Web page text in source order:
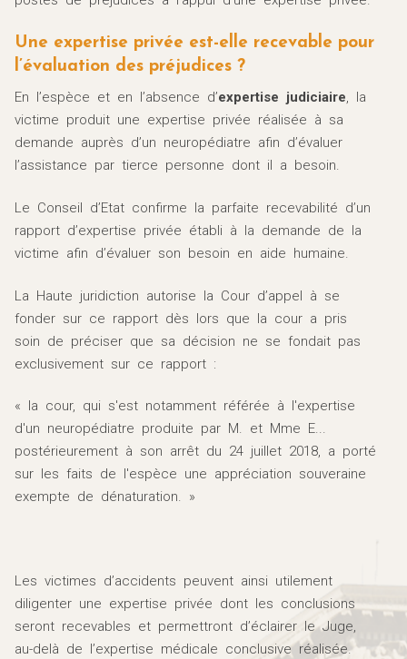
Une expertise privée est-elle recevable pour
l’évaluation des préjudices ?
En l’espèce et en l’absence d’expertise judiciaire, la
victime produit une expertise privée réalisée à sa
demande auprès d’un neuropédiatre afin d’évaluer
l’assistance par tierce personne dont il a besoin.
Le Conseil d’Etat confirme la parfaite recevabilité d’un
rapport d’expertise privée établi à la demande de la
victime afin d’évaluer son besoin en aide humaine.
La Haute juridiction autorise la Cour d’appel à se
fonder sur ce rapport dès lors que la cour a pris
soin de préciser que sa décision ne se fondait pas
exclusivement sur ce rapport :
« la cour, qui s'est notamment référée à l'expertise
d'un neuropédiatre produite par M. et Mme E...
postérieurement à son arrêt du 24 juillet 2018, a porté
sur les faits de l'espèce une appréciation souveraine
exempte de dénaturation. »
Les victimes d’accidents peuvent ainsi utilement
diligenter une expertise privée dont les conclusions
seront recevables et permettront d’éclairer le Juge,
au-delà de l’expertise médicale conclusive réalisée.